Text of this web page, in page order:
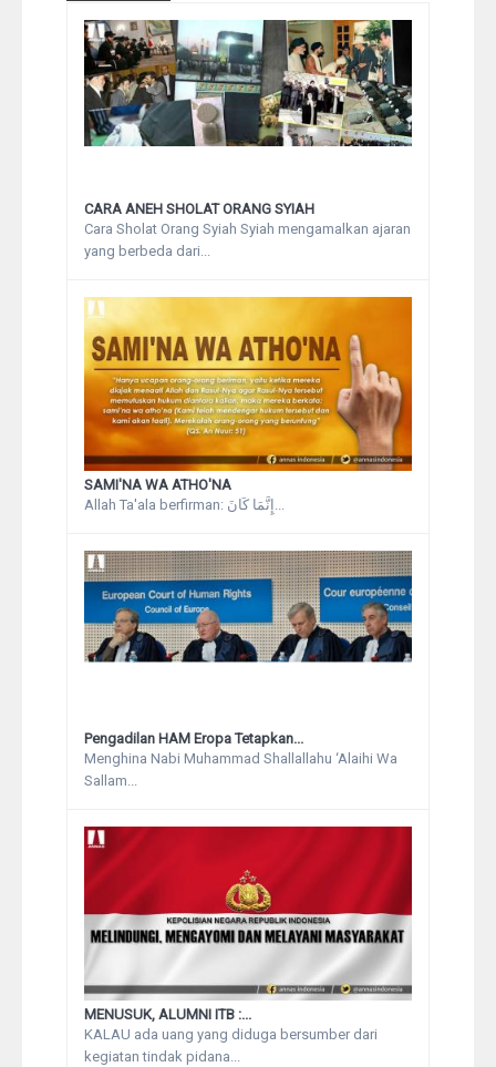
CARA ANEH SHOLAT ORANG SYIAH
Cara Sholat Orang Syiah Syiah mengamalkan ajaran
yang berbeda dari...
SAMI'NA WA ATHO'NA
Pengadilan HAM Eropa Tetapkan...
Menghina Nabi Muhammad Shallallahu ‘Alaihi Wa
Sallam...
MENUSUK, ALUMNI ITB :...
KALAU ada uang yang diduga bersumber dari
kegiatan tindak pidana...